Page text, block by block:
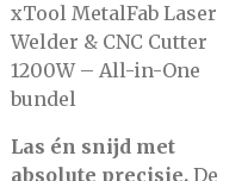
xTool MetalFab Laser
Welder & CNC Cutter
1200W – All-in-One
bundel
Las én snijd met
absolute precisie. De